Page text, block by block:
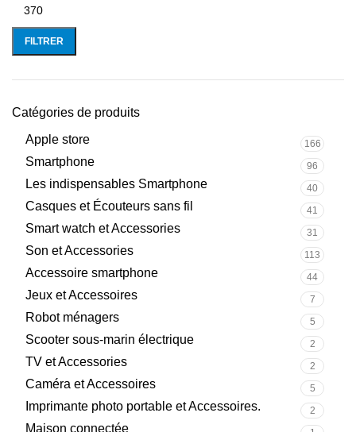
FILTRER
Catégories de produits
Apple store
166
Smartphone 96
Les indispensables Smartphone 40
Casques et Écouteurs sans fil 41
Smart watch et Accessories 31
Son et Accessories 113
Accessoire smartphone 44
Jeux et Accessoires 7
Robot ménagers 5
Scooter sous-marin électrique 2
TV et Accessories 2
Caméra et Accessoires 5
Imprimante photo portable et Accessoires. 2
Maison connectée